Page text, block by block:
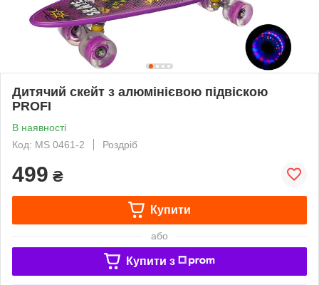
Дитячий скейт з алюмінієвою підвіскою
PROFI
В наявності
Код: MS 0461-2
Роздріб
499 ₴
Купити
або
Купити з